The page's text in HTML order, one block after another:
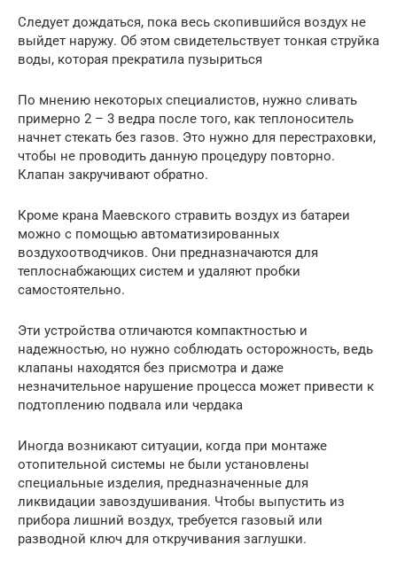
Следует дождаться, пока весь скопившийся воздух не
выйдет наружу. Об этом свидетельствует тонкая струйка
воды, которая прекратила пузыриться
По мнению некоторых специалистов, нужно сливать
примерно 2 – 3 ведра после того, как теплоноситель
начнет стекать без газов. Это нужно для перестраховки,
чтобы не проводить данную процедуру повторно.
Клапан закручивают обратно.
Кроме крана Маевского стравить воздух из батареи
можно с помощью автоматизированных
воздухоотводчиков. Они предназначаются для
теплоснабжающих систем и удаляют пробки
самостоятельно.
Эти устройства отличаются компактностью и
надежностью, но нужно соблюдать осторожность, ведь
клапаны находятся без присмотра и даже
незначительное нарушение процесса может привести к
подтоплению подвала или чердака
Иногда возникают ситуации, когда при монтаже
отопительной системы не были установлены
специальные изделия, предназначенные для
ликвидации завоздушивания. Чтобы выпустить из
прибора лишний воздух, требуется газовый или
разводной ключ для откручивания заглушки.